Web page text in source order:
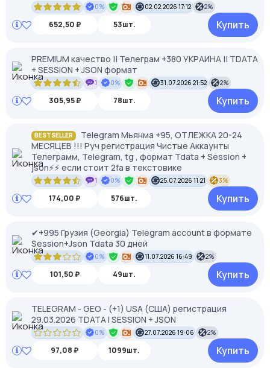
0% 02.02.2026 17:12 2%
652,50 ₽ 53шт. Купить
PREMIUM качество || Телеграм +380 УКРАИНА || TDATA
+ SESSION + JSON формат
1 0% 31.07.2026 21:52 2%
305,95 ₽ 78шт. Купить
BESTSELLER
Telegram Мьянма +95, ОТЛЕЖКА 20-24
МЕСЯЦЕВ !!! Руч регистрация Чистые Аккаунты
Телеграмм, Telegram, tg , формат Tdata + Session +
json⚡⚡ если стоит 2fa в текстовике
1 0% 25.07.2026 11:21 3%
174,00 ₽ 576шт. Купить
✔+995 Грузия (Georgia) Telegram account в формате
Session+Json Tdata 30 дней
0% 11.07.2026 16:49 2%
101,50 ₽ 49шт. Купить
TELEGRAM - GEO - (+1) USA (США) регистрация
29.03.2026 TDATA I SESSION + JSON
0% 27.07.2026 19:06 2%
97,08 ₽ 1099шт. Купить